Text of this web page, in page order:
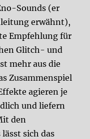
Sounds (er
erwähnt),
Empfehlung für
Glitch- und
mehr aus die
Zusammenspiel
agieren je
und liefern
den
sich das